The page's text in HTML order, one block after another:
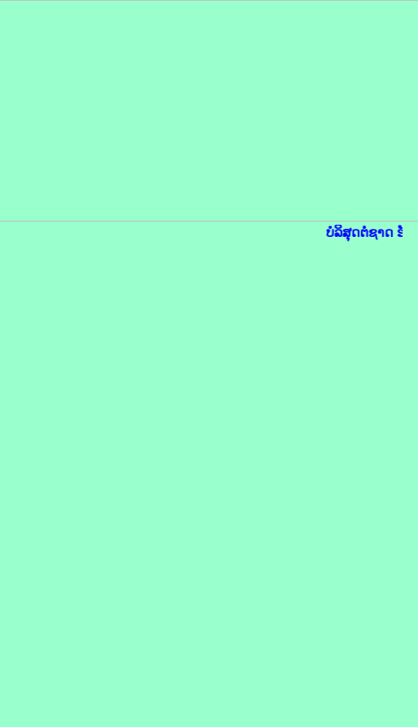
ບໍລິສຸດຕໍ່ຊາດ ຮັບ